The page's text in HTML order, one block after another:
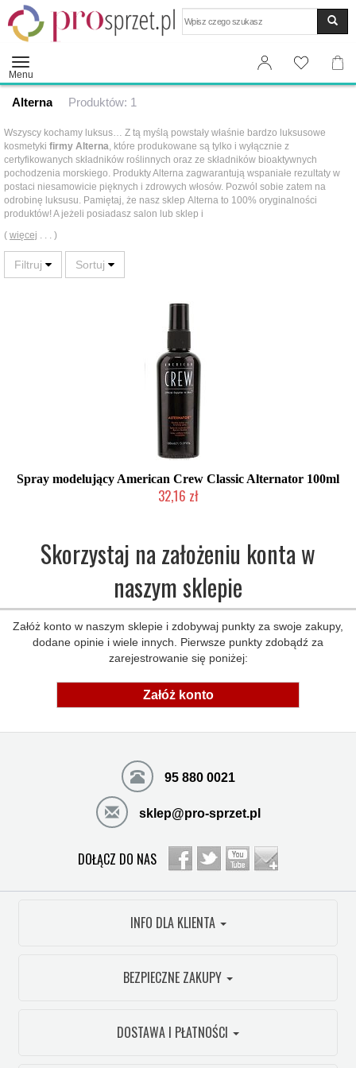
Menu
Alterna Produktów: 1
Wszyscy kochamy luksus… Z tą myślą powstały właśnie bardzo luksusowe
kosmetyki firmy Alterna, które produkowane są tylko i wyłącznie z
certyfikowanych składników roślinnych oraz ze składników bioaktywnych
pochodzenia morskiego. Produkty Alterna zagwarantują wspaniałe rezultaty w
postaci niesamowicie pięknych i zdrowych włosów. Pozwól sobie zatem na
odrobinę luksusu. Pamiętaj, że nasz sklep Alterna to 100% oryginalności
produktów! A jeżeli posiadasz salon lub sklep i
( więcej . . . )
Spray modelujący American Crew Classic Alternator 100ml
32,16 zł
Skorzystaj na założeniu konta w
naszym sklepie
Załóż konto w naszym sklepie i zdobywaj punkty za swoje zakupy,
dodane opinie i wiele innych. Pierwsze punkty zdobądź za
zarejestrowanie się poniżej:
Załóż konto
95 880 0021
sklep@pro-sprzet.pl
DOŁĄCZ DO NAS
INFO DLA KLIENTA
BEZPIECZNE ZAKUPY
DOSTAWA I PŁATNOŚCI